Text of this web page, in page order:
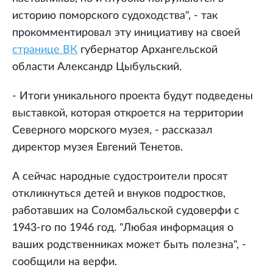
историю поморского судоходства", - так
прокомментировал эту инициативу на своей
странице ВК губернатор Архангельской
области Александр Цыбульский.
- Итоги уникального проекта будут подведены
выставкой, которая откроется на территории
Северного морского музея, - рассказал
директор музея Евгений Тенетов.
А сейчас народные судостроители просят
откликнуться детей и внуков подростков,
работавших на Соломбальской судоверфи с
1943-го по 1946 год. "Любая информация о
ваших родственниках может быть полезна", -
сообщили на верфи.